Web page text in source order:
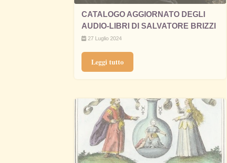
CATALOGO AGGIORNATO DEGLI
AUDIO-LIBRI DI SALVATORE BRIZZI
27 Luglio 2024
Leggi tutto